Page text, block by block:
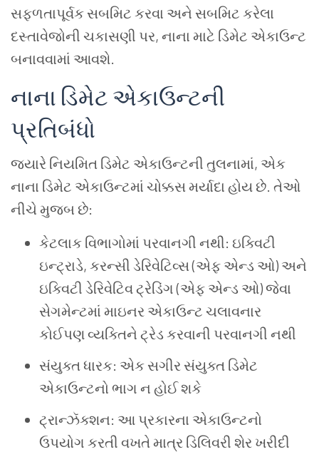
સફળતાપૂર્વક સબમિટ કરવા અને સબમિટ કરેલા
દસ્તાવેજોની ચકાસણી પર, નાના માટે ડિમેટ એકાઉન્ટ
બનાવવામાં આવશે.
નાના ડિમેટ એકાઉન્ટની
પ્રતિબંધો
જ્યારે નિયમિત ડિમેટ એકાઉન્ટની તુલનામાં, એક
નાના ડિમેટ એકાઉન્ટમાં ચોક્કસમર્યાદા હોય છે. તેઓ
નીચે મુજબ છે:
કેટલાક વિભાગોમાં પરવાનગી નથી: ઇક્વિટી
ઇન્ટ્રાડે, કરન્સી ડેરિવેટિવ્સ (એફ એન્ડ ઓ) અને
ઇક્વિટી ડેરિવેટિવ ટ્રેડિંગ (એફ એન્ડ ઓ) જેવા
સેગમેન્ટમાં માઇનર એકાઉન્ટ ચલાવનાર
કોઈપણ વ્યક્તિને ટ્રેડ કરવાની પરવાનગી નથી
સંયુક્ત ધારક: એક સગીર સંયુક્ત ડિમેટ
એકાઉન્ટનો ભાગ ન હોઈ શકે
ટ્રાન્ઝૅક્શન: આ પ્રકારના એકાઉન્ટનો
ઉપયોગ કરતી વખતે માત્ર ડિલિવરી શેર ખરીદી